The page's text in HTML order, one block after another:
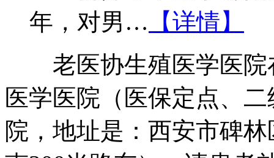
年，对男… 【详情】
老医协生殖医学医院
医学医院（医保定点、
院，地址是：西安市碑